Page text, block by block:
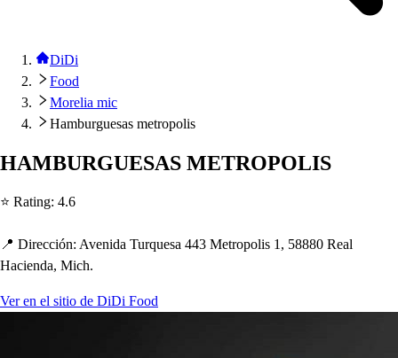
DiDi
Food
Morelia mic
Hamburguesas metropolis
HAMBURGUESAS METROPOLIS
⭐ Rating: 4.6
📍 Dirección: Avenida Turquesa 443 Metropolis 1, 58880 Real
Hacienda, Mich.
Ver en el sitio de DiDi Food